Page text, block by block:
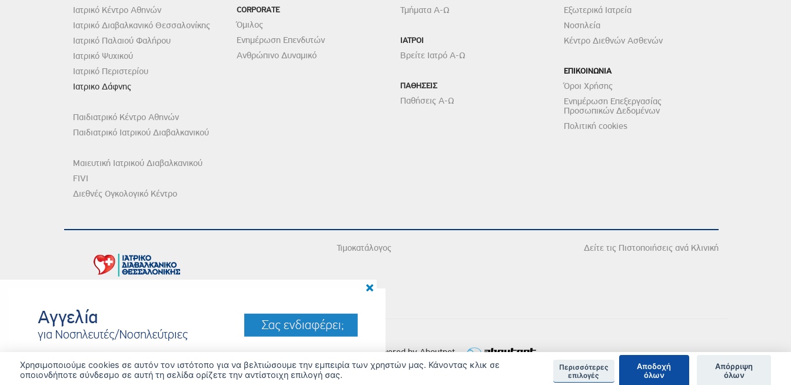
Ιατρικό Κέντρο Αθηνών
Ιατρικό Διαβαλκανικό Θεσσαλονίκης
Ιατρικό Παλαιού Φαλήρου
Ιατρικό Ψυχικού
Ιατρικό Περιστερίου
Ιατρικο Δάφνης
Παιδιατρικό Κέντρο Αθηνών
Παιδιατρικό Ιατρικού Διαβαλκανικού
Μαιευτική Ιατρικού Διαβαλκανικού
FIVI
Διεθνές Ογκολογικό Κέντρο
CORPORATE
Όμιλος
Ενημέρωση Επενδυτών
Ανθρώπινο Δυναμικό
Τμήματα Α-Ω
ΙΑΤΡΟΙ
Βρείτε Ιατρό Α-Ω
ΠΑΘΗΣΕΙΣ
Παθήσεις Α-Ω
Εξωτερικά Ιατρεία
Νοσηλεία
Κέντρο Διεθνών Ασθενών
ΕΠΙΚΟΙΝΩΝΙΑ
Όροι Χρήσης
Ενημέρωση Επεξεργασίας
Προσωπικών Δεδομένων
Πολιτική cookies
Τιμοκατάλογος Δείτε τις Πιστοποιήσεις ανά Κλινική
DISCLAIMER
© 2026 Copyright © Iatriko.gr | Powered by Aboutnet
×
Χρησιμοποιούμε cookies σε αυτόν τον ιστότοπο για να βελτιώσουμε την εμπειρία των χρηστών μας. Κάνοντας κλικ σε
οποιονδήποτε σύνδεσμο σε αυτή τη σελίδα ορίζετε την αντίστοιχη επιλογή σας.
Περισσότερες
επιλογές
Αποδοχή
όλων
Απόρριψη
όλων